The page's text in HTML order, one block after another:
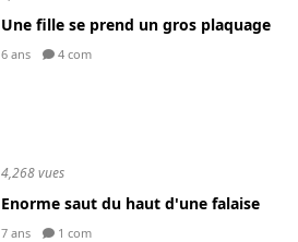
Une fille se prend un gros plaquage
6 ans 4 com
4,268 vues
Enorme saut du haut d'une falaise
7 ans 1 com